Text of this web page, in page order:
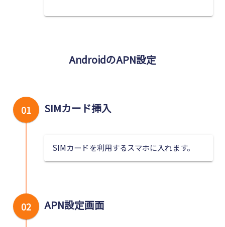
AndroidのAPN設定
SIMカード挿入
01
SIMカードを利用するスマホに入れます。
APN設定画面
02